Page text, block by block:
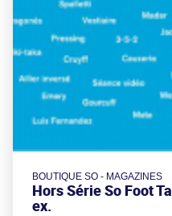
BOUTIQUE SO - MAGAZINES
Hors Série So Foot
ex.